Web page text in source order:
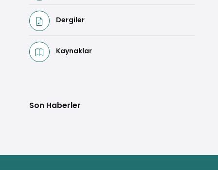
Dergiler
Kaynaklar
Son Haberler